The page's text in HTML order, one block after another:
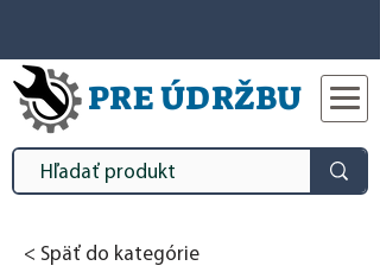
PRE ÚDRŽBU
< Späť do kategórie